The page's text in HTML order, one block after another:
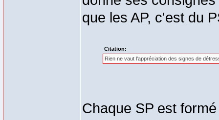
que les AP, c'est du
Citation:
Rien ne vaut l'appréciation des signes de
Chaque SP est